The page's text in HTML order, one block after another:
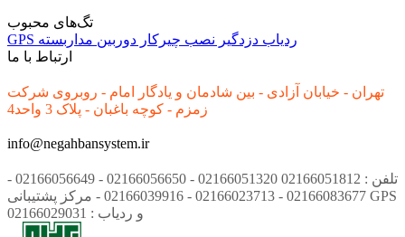
تگ‌های محبوب
GPS
ردیاب دزدگیر نصب چیرکار دوربین مداربسته
ارتباط با ما
تهران - خیابان آزادی - بین شادمان و یادگار امام - روبروی شرکت
زمزم - کوچه باغبان - پلاک 3 واحد4
info@negahbansystem.ir
تلفن : 02166051812 02166051320 - 02166056650 - 02166056649 -
02166083677 - 02166023713 - 02166039916 - مرکز پشتیبانی GPS
و ردیاب : 02166029031